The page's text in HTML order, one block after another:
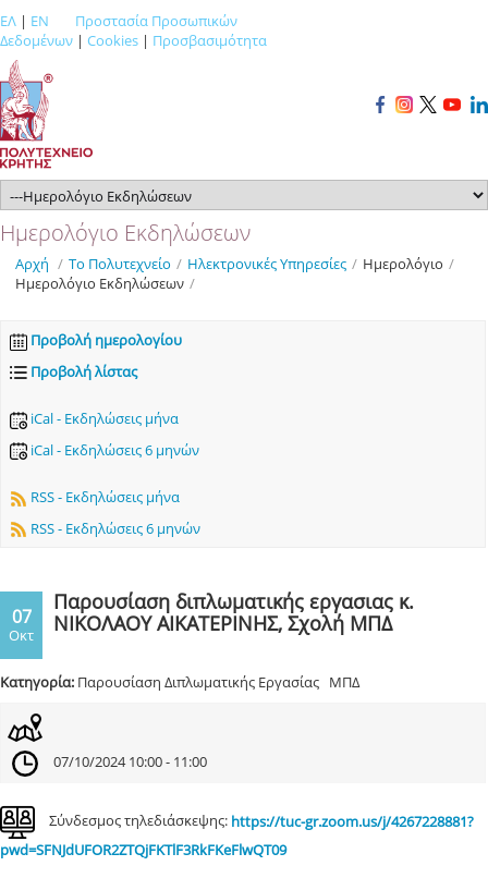
ΕΛ | EN
Προστασία Προσωπικών
Δεδομένων | Cookies | Προσβασιμότητα
Ημερολόγιο Εκδηλώσεων
Αρχή / Το Πολυτεχνείο / Ηλεκτρονικές Υπηρεσίες / Ημερολόγιο /
Ημερολόγιο Εκδηλώσεων /
Προβολή ημερολογίου
Προβολή λίστας
iCal - Εκδηλώσεις μήνα
iCal - Εκδηλώσεις 6 μηνών
RSS - Εκδηλώσεις μήνα
RSS - Εκδηλώσεις 6 μηνών
07
Οκτ
Παρουσίαση διπλωματικής εργασιας κ.
ΝΙΚΟΛΑΟΥ ΑΙΚΑΤΕΡΙΝΗΣ, Σχολή ΜΠΔ
Κατηγορία: Παρουσίαση Διπλωματικής Εργασίας ΜΠΔ
07/10/2024 10:00 - 11:00
Σύνδεσμος τηλεδιάσκεψης: https://tuc-gr.zoom.us/j/4267228881?
pwd=SFNJdUFOR2ZTQjFKTlF3RkFKeFlwQT09